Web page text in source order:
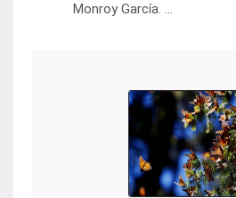
Monroy García. ...